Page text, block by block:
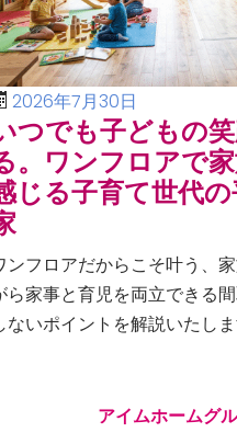
2026年7月30日
つでも子どもの
。ワンフロアで
じる子育て世代
ンフロアだからこそ叶う、
ら家事と育児を両立できる
ないポイントを解説いたしま
アイムホームグ